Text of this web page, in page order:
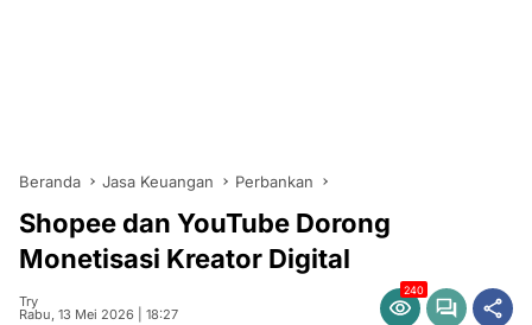
Beranda Jasa Keuangan Perbankan
Shopee dan YouTube Dorong
Monetisasi Kreator Digital
Try
Rabu, 13 Mei 2026 | 18:27
240